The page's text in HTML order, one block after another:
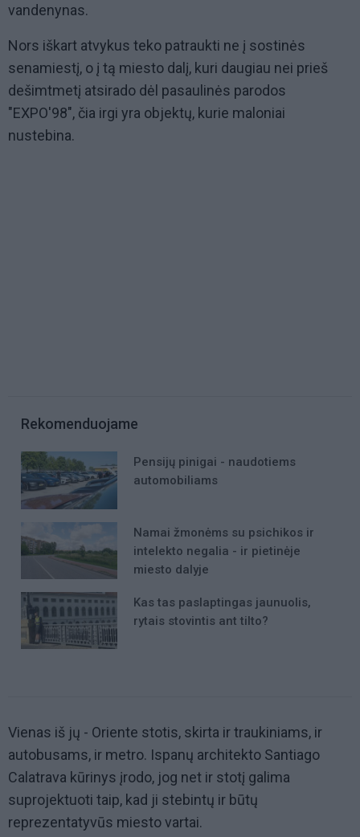
vandenynas.
Nors iškart atvykus teko patraukti ne į sostinės
senamiestį, o į tą miesto dalį, kuri daugiau nei prieš
dešimtmetį atsirado dėl pasaulinės parodos
"EXPO'98", čia irgi yra objektų, kurie maloniai
nustebina.
Rekomenduojame
Pensijų pinigai - naudotiems
automobiliams
Namai žmonėms su psichikos ir
intelekto negalia - ir pietinėje
miesto dalyje
Kas tas paslaptingas jaunuolis,
rytais stovintis ant tilto?
Vienas iš jų - Oriente stotis, skirta ir traukiniams, ir
autobusams, ir metro. Ispanų architekto Santiago
Calatrava kūrinys įrodo, jog net ir stotį galima
suprojektuoti taip, kad ji stebintų ir būtų
reprezentatyvūs miesto vartai.